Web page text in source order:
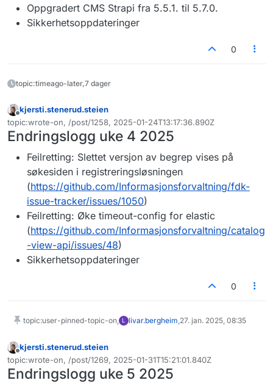
Oppgradert CMS Strapi fra 5.5.1. til 5.7.0.
Sikkerhetsoppdateringer
0
topic:timeago-later,7 dager
Frakoblet
kjersti.stenerud.steien
topic:wrote-on, /post/1258, 2025-01-24T13:17:36.890Z
Sist endret av
Endringslogg uke 4 2025
Feilretting: Slettet versjon av begrep vises på
søkesiden i registreringsløsningen
(https://github.com/Informasjonsforvaltning/fdk-
issue-tracker/issues/1050)
Feilretting: Øke timeout-config for elastic
(https://github.com/Informasjonsforvaltning/catalog
-view-api/issues/48)
Sikkerhetsoppdateringer
0
topic:user-pinned-topic-on, L livar.bergheim,27. jan. 2025, 08:35
Frakoblet
kjersti.stenerud.steien
topic:wrote-on, /post/1269, 2025-01-31T15:21:01.840Z
Sist endret av
Endringslogg uke 5 2025